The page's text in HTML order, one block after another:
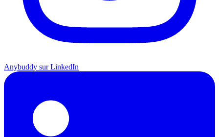
Anybuddy sur LinkedIn